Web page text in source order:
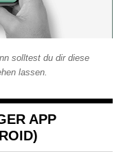
solltest du dir diese
lassen.
APP